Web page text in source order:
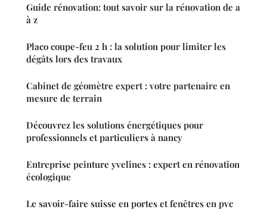
Guide rénovation: tout savoir sur la rénovation de a
à z
Placo coupe-feu 2 h : la solution pour limiter les
dégâts lors des travaux
Cabinet de géomètre expert : votre partenaire en
mesure de terrain
Découvrez les solutions énergétiques pour
professionnels et particuliers à nancy
Entreprise peinture yvelines : expert en rénovation
écologique
Le savoir-faire suisse en portes et fenêtres en pvc